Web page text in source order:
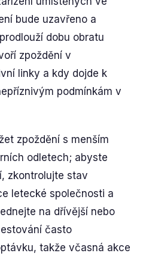
bude uzavřeno a
dobu obratu
zpoždění v
linky a kdy dojde k
podmínkám v
zpoždění s menším
odletech; abyste
zkontrolujte stav
letecké společnosti a
na dřívější nebo
často
takže včasná akce